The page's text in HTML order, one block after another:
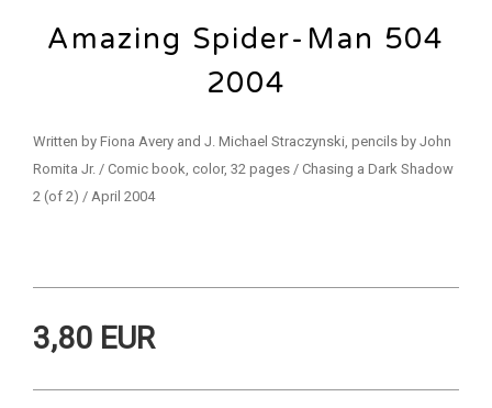
Amazing Spider-Man 504
2004
Written by Fiona Avery and J. Michael Straczynski, pencils by John
Romita Jr. / Comic book, color, 32 pages / Chasing a Dark Shadow
2 (of 2) / April 2004
3,80 EUR